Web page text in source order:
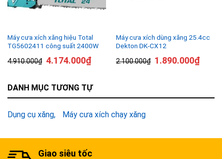
Máy cưa xích xăng hiệu Total
TG5602411 công suất 2400W
4.910.000₫ 4.174.000₫
Máy cưa xích dùng xăng 25.4cc
Dekton DK-CX12
2.100.000₫ 1.890.000₫
DANH MỤC TƯƠNG TỰ
Dụng cụ xăng Máy cưa xích chạy xăng
Giao siêu tốc